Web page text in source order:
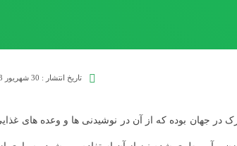
تاریخ انتشار : 30 شهریور 1403
در جهان بوده که از آن در نوشیدنی ها و وعده های